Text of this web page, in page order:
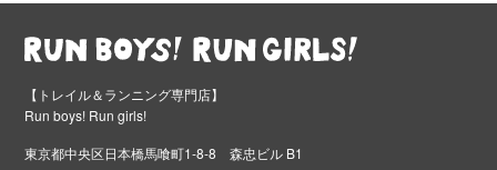
【トレイル＆ランニング専門店】
Run boys! Run girls!
東京都中央区日本橋馬喰町1-8-8 森忠ビル B1